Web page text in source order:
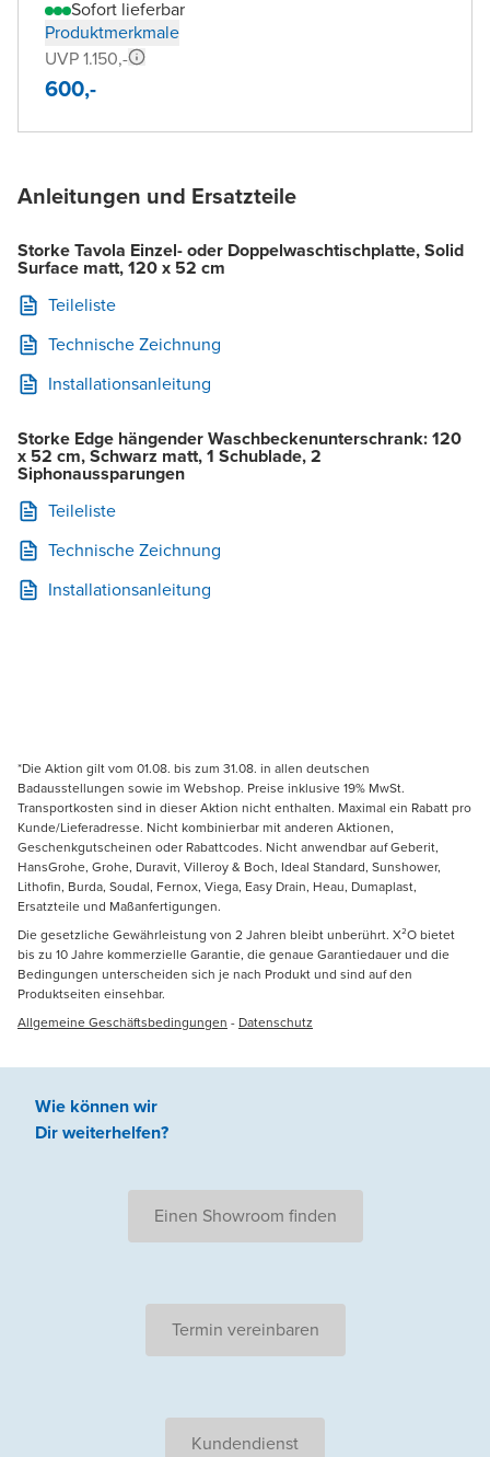
Sofort lieferbar
Produktmerkmale
UVP 1.150,-
600,-
Anleitungen und Ersatzteile
Storke Tavola Einzel- oder Doppelwaschtischplatte, Solid
Surface matt, 120 x 52 cm
Teileliste
Technische Zeichnung
Installationsanleitung
Storke Edge hängender Waschbeckenunterschrank: 120
x 52 cm, Schwarz matt, 1 Schublade, 2
Siphonaussparungen
Teileliste
Technische Zeichnung
Installationsanleitung
*Die Aktion gilt vom 01.08. bis zum 31.08. in allen deutschen
Badausstellungen sowie im Webshop. Preise inklusive 19% MwSt.
Transportkosten sind in dieser Aktion nicht enthalten. Maximal ein Rabatt pro
Kunde/Lieferadresse. Nicht kombinierbar mit anderen Aktionen,
Geschenkgutscheinen oder Rabattcodes. Nicht anwendbar auf Geberit,
HansGrohe, Grohe, Duravit, Villeroy & Boch, Ideal Standard, Sunshower,
Lithofin, Burda, Soudal, Fernox, Viega, Easy Drain, Heau, Dumaplast,
Ersatzteile und Maßanfertigungen.
Die gesetzliche Gewährleistung von 2 Jahren bleibt unberührt. X²O bietet
bis zu 10 Jahre kommerzielle Garantie, die genaue Garantiedauer und die
Bedingungen unterscheiden sich je nach Produkt und sind auf den
Produktseiten einsehbar.
Allgemeine Geschäftsbedingungen - Datenschutz
Wie können wir
Dir weiterhelfen?
Einen Showroom finden
Termin vereinbaren
Kundendienst